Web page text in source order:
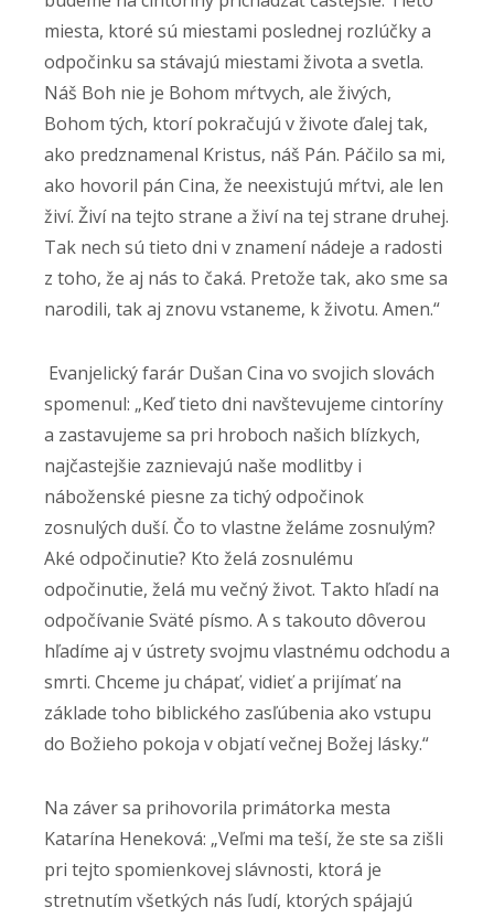
miesta, ktoré sú miestami poslednej rozlúčky a
odpočinku sa stávajú miestami života a svetla.
Náš Boh nie je Bohom mŕtvych, ale živých,
Bohom tých, ktorí pokračujú v živote ďalej tak,
ako predznamenal Kristus, náš Pán. Páčilo sa mi,
ako hovoril pán Cina, že neexistujú mŕtvi, ale len
živí. Živí na tejto strane a živí na tej strane druhej.
Tak nech sú tieto dni v znamení nádeje a radosti
z toho, že aj nás to čaká. Pretože tak, ako sme sa
narodili, tak aj znovu vstaneme, k životu. Amen.“
Evanjelický farár Dušan Cina vo svojich slovách
spomenul: „Keď tieto dni navštevujeme cintoríny
a zastavujeme sa pri hroboch našich blízkych,
najčastejšie zaznievajú naše modlitby i
náboženské piesne za tichý odpočinok
zosnulých duší. Čo to vlastne želáme zosnulým?
Aké odpočinutie? Kto želá zosnulému
odpočinutie, želá mu večný život. Takto hľadí na
odpočívanie Sväté písmo. A s takouto dôverou
hľadíme aj v ústrety svojmu vlastnému odchodu a
smrti. Chceme ju chápať, vidieť a prijímať na
základe toho biblického zasľúbenia ako vstupu
do Božieho pokoja v objatí večnej Božej lásky.“
Na záver sa prihovorila primátorka mesta
Katarína Heneková: „Veľmi ma teší, že ste sa zišli
pri tejto spomienkovej slávnosti, ktorá je
stretnutím všetkých nás ľudí, ktorých spájajú